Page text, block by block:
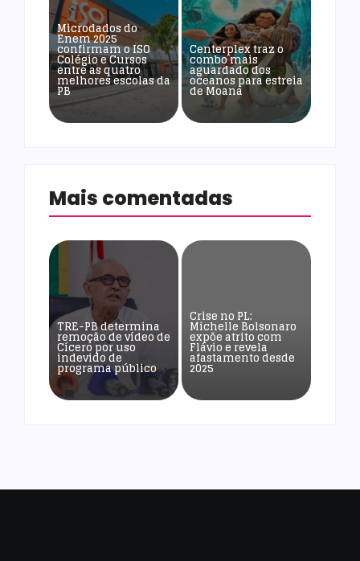
Microdados do
Enem 2025
confirmam o ISO
Colégio e Cursos
entre as quatro
melhores escolas da
PB
Centerplex traz o
combo mais
aguardado dos
oceanos para estreia
de Moana
Mais comentadas
TRE-PB determina
remoção de vídeo de
Cícero por uso
indevido de
programa público
Crise no PL:
Michelle Bolsonaro
expõe atrito com
Flávio e revela
afastamento desde
2025